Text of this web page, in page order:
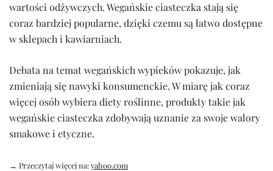
wartości odżywczych. Wegańskie ciasteczka stają się
coraz bardziej popularne, dzięki czemu są łatwo dostępne
w sklepach i kawiarniach.
Debata na temat wegańskich wypieków pokazuje, jak
zmieniają się nawyki konsumenckie. W miarę jak coraz
więcej osób wybiera diety roślinne, produkty takie jak
wegańskie ciasteczka zdobywają uznanie za swoje walory
smakowe i etyczne.
→ Przeczytaj więcej na:yahoo.com